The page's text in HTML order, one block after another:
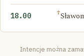
18.00 †
Intencje można